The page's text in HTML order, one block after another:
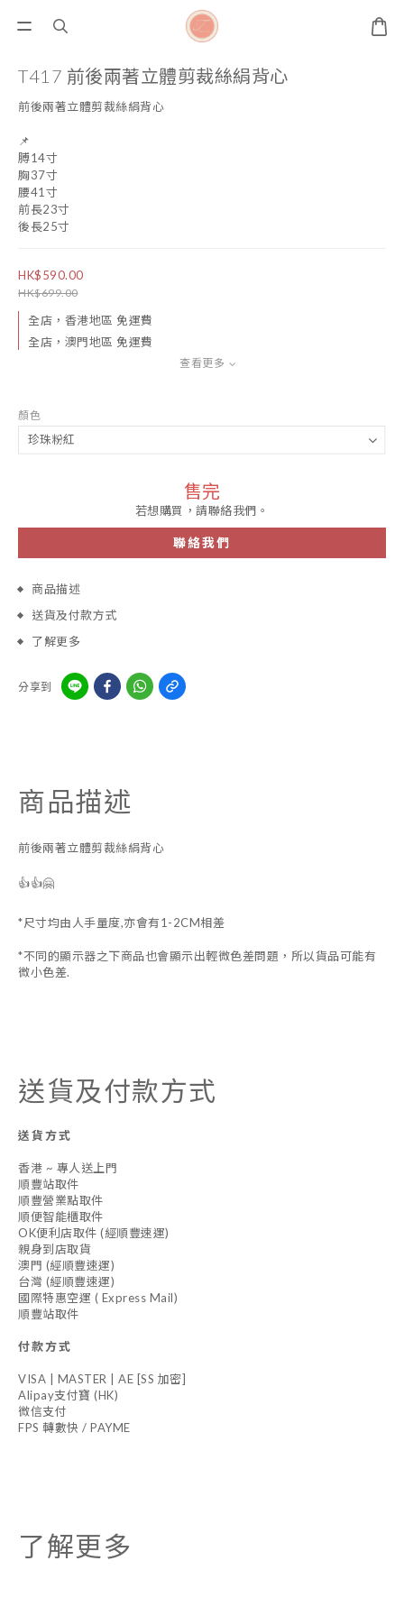
T417 前後兩著立體剪裁絲絹背心
前後兩著立體剪裁絲絹背心
📌
膊14寸
胸37寸
腰41寸
前長23寸
後長25寸
HK$590.00
HK$699.00
全店，香港地區 免運費
全店，澳門地區 免運費
查看更多
顏色
售完
若想購買，請聯絡我們。
聯絡我們
商品描述
送貨及付款方式
了解更多
分享到
商品描述
前後兩著立體剪裁絲絹背心
👍👍🤗
*尺寸均由人手量度,亦會有1-2CM相差
*不同的顯示器之下商品也會顯示出輕微色差問題，所以貨品可能有
微小色差.
送貨及付款方式
送貨方式
香港 ~ 專人送上門
順豐站取件
順豐營業點取件
順便智能櫃取件
OK便利店取件 (經順豐速運)
親身到店取貨
澳門 (經順豐速運)
台灣 (經順豐速運)
國際特惠空運 ( Express Mail)
順豐站取件
付款方式
VISA | MASTER | AE [SS 加密]
Alipay支付寶 (HK)
微信支付
FPS 轉數快 / PAYME
了解更多